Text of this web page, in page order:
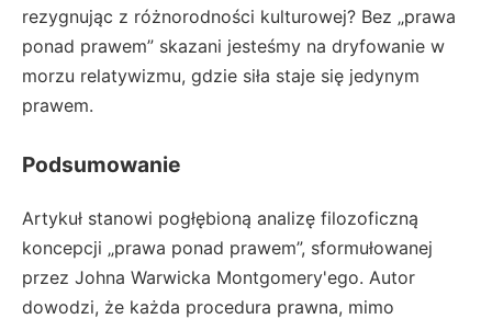
rezygnując z różnorodności kulturowej? Bez „prawa
ponad prawem” skazani jesteśmy na dryfowanie w
morzu relatywizmu, gdzie siła staje się jedynym
prawem.
Podsumowanie
Artykuł stanowi pogłębioną analizę filozoficzną
koncepcji „prawa ponad prawem”, sformułowanej
przez Johna Warwicka Montgomery'ego. Autor
dowodzi, że każda procedura prawna, mimo